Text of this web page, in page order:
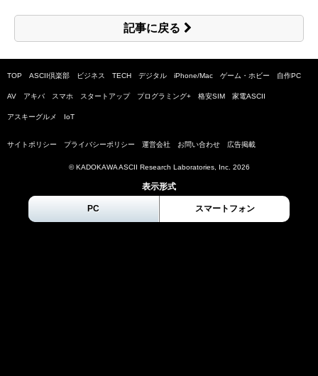
記事に戻る
TOP ASCII倶楽部 ビジネス TECH デジタル iPhone/Mac ゲーム・ホビー 自作PC
AV アキバ スマホ スタートアップ プログラミング+ 格安SIM 家電ASCII
アスキーグルメ IoT
サイトポリシー プライバシーポリシー 運営会社 お問い合わせ 広告掲載
© KADOKAWA ASCII Research Laboratories, Inc. 2026
表示形式
PC スマートフォン